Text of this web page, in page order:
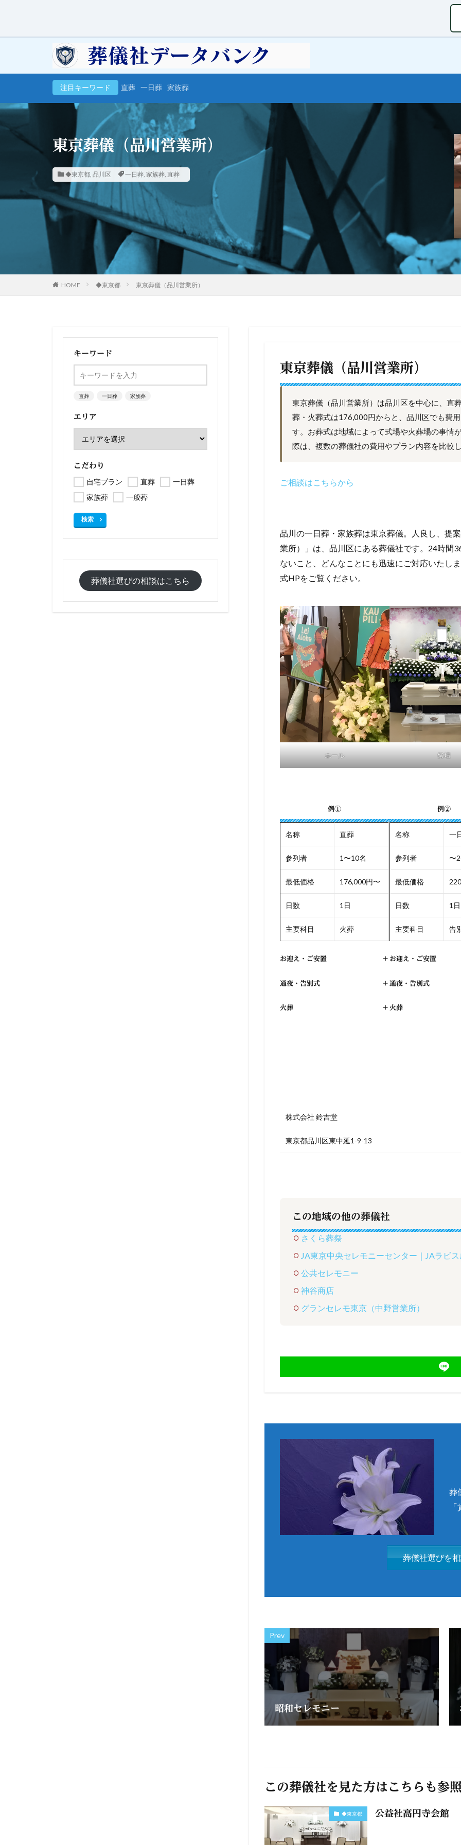
注目キーワード 直葬 一日葬 家族葬
東京葬儀（品川営業所）
◆東京都, 品川区 一日葬, 家族葬, 直葬
HOME ◆東京都 東京葬儀（品川営業所）
東京葬儀（品川営業所）
東京葬儀（品川営業所）は品川区を中心に、直
葬・火葬式は176,000円からと、品川区でも費
す。お葬式は地域によって式場や火葬場の事情
際は、複数の葬儀社の費用やプラン内容を比較
ご相談はこちらから
品川の一日葬・家族葬は東京葬儀。人良し、提
業所）」は、品川区にある葬儀社です。24時間
ないこと、どんなことにも迅速にご対応いたし
式HPをご覧ください。
ホール 祭壇
例①
名称 直葬
参列者 1〜10名
最低価格 176,000円〜
日数 1日
主要科目 火葬
お迎え・ご安置 +
通夜・告別式 +
火葬 +
例②
名称 一
参列者 〜
最低価格
日数 1日
主要科目 告
お迎え・ご安置
通夜・告別式
火葬
株式会社 鈴吉堂
東京都品川区東中延1-9-13
この地域の他の葬儀社
さくら葬祭
JA東京中央セレモニーセンター｜JAラビ
公共セレモニー
神谷商店
グランセレモ東京（中野営業所）
葬
葬儀社選びを
Prev
昭和セレモニー
この葬儀社を見た方はこちらも参
◆東京都 公益社高円寺会館
キーワード
直葬 一日葬 家族葬
エリア
こだわり
自宅プラン 直葬
一日葬
家族葬
一般葬
検索
葬儀社選びの相談はこちら